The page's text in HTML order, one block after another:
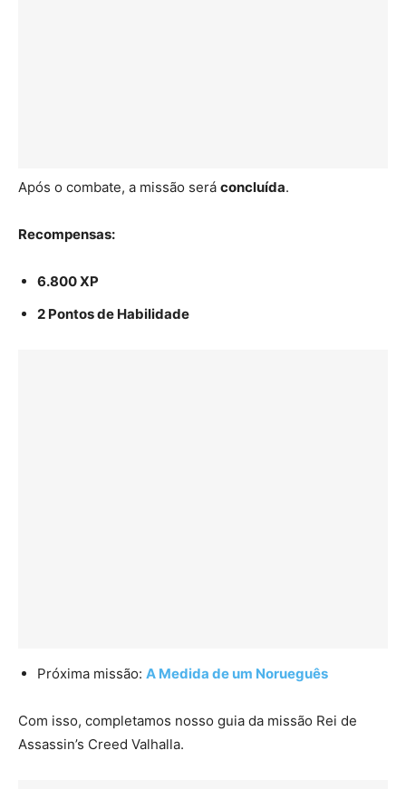
Após o combate, a missão será concluída.
Recompensas:
6.800 XP
2 Pontos de Habilidade
Próxima missão: A Medida de um Norueguês
Com isso, completamos nosso guia da missão Rei de
Assassin’s Creed Valhalla.